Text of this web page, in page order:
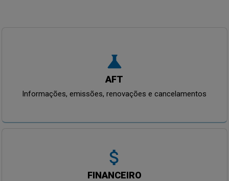
science
AFT
Informações, emissões, renovações e cancelamentos
attach_money
FINANCEIRO